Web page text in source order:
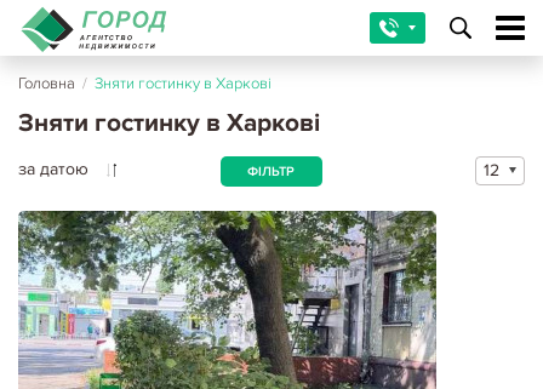
Головна / Зняти гостинку в Харкові
Зняти гостинку в Харкові
за датою ФІЛЬТР 12